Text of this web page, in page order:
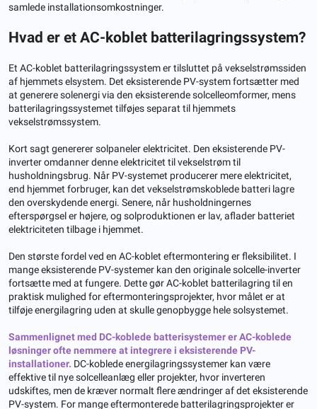
samlede installationsomkostninger.
Hvad er et AC-koblet batterilagringssystem?
Et AC-koblet batterilagringssystem er tilsluttet på vekselstrømssiden
af ​​hjemmets elsystem. Det eksisterende PV-system fortsætter med
at generere solenergi via den eksisterende solcelleomformer, mens
batterilagringssystemet tilføjes separat til hjemmets
vekselstrømssystem.
Kort sagt genererer solpaneler elektricitet. Den eksisterende PV-
inverter omdanner denne elektricitet til vekselstrøm til
husholdningsbrug. Når PV-systemet producerer mere elektricitet,
end hjemmet forbruger, kan det vekselstrømskoblede batteri lagre
den overskydende energi. Senere, når husholdningernes
efterspørgsel er højere, og solproduktionen er lav, aflader batteriet
elektriciteten tilbage i hjemmet.
Den største fordel ved en AC-koblet eftermontering er fleksibilitet. I
mange eksisterende PV-systemer kan den originale solcelle-inverter
fortsætte med at fungere. Dette gør AC-koblet batterilagring til en
praktisk mulighed for eftermonteringsprojekter, hvor målet er at
tilføje energilagring uden at skulle genopbygge hele solsystemet.
Sammenlignet med DC-koblede batterisystemer er AC-koblede
løsninger ofte nemmere at integrere i eksisterende PV-
installationer. DC-koblede energilagringssystemer kan være
effektive til nye solcelleanlæg eller projekter, hvor inverteren
udskiftes, men de kræver normalt flere ændringer af det eksisterende
PV-system. For mange eftermonterede batterilagringsprojekter er